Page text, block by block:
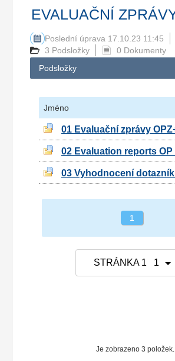
EVALUAČNÍ
Poslední úprava 17.10.23 11:45
3 Podsložky
0 Dokumenty
Podsložky
Jméno
01 Evaluační zprávy
02 Evaluation reports OP
STRÁNKA 1 1
Je zobrazeno 3 položek.
1